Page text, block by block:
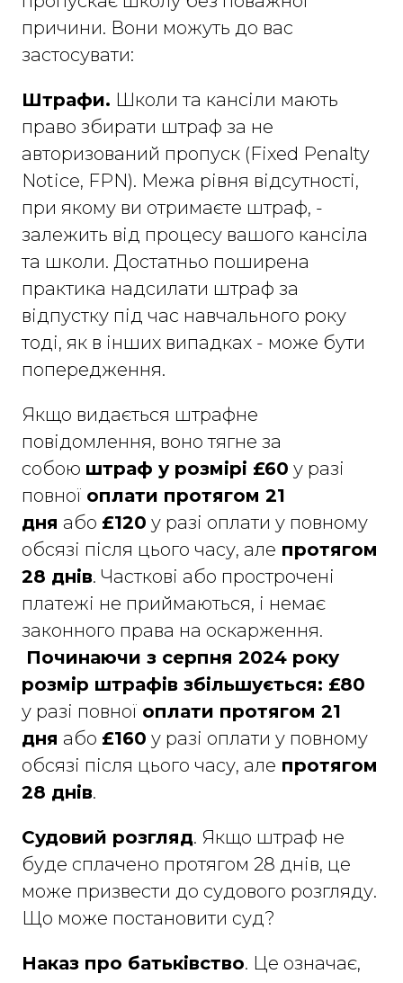
причини. Вони можуть до вас
застосувати:
Штрафи. Школи та кансіли мають
право збирати штраф за не
авторизований пропуск (Fixed Penalty
Notice, FPN). Межа рівня відсутності,
при якому ви отримаєте штраф, -
залежить від процесу вашого кансіла
та школи. Достатньо поширена
практика надсилати штраф за
відпустку під час навчального року
тоді, як в інших випадках - може бути
попередження.
Якщо видається штрафне
повідомлення, воно тягне за
собою штраф у розмірі £60 у разі
повної оплати протягом 21
дня або £120 у разі оплати у повному
обсязі після цього часу, але протягом
28 днів. Часткові або прострочені
платежі не приймаються, і немає
законного права на оскарження.
Починаючи з серпня 2024 року
розмір штрафів збільшується: £80
у разі повної оплати протягом 21
дня або £160 у разі оплати у повному
обсязі після цього часу, але протягом
28 днів.
Судовий розгляд. Якщо штраф не
буде сплачено протягом 28 днів, це
може призвести до судового розгляду.
Що може постановити суд?
Наказ про батьківство. Це означає,